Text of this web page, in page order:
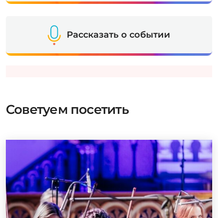
Рассказать о событии
Советуем посетить